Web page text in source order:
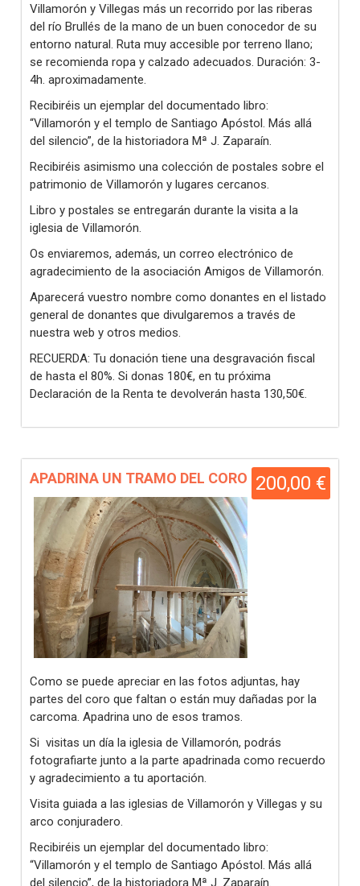
Villamorón y Villegas más un recorrido por las riberas
del río Brullés de la mano de un buen conocedor de su
entorno natural. Ruta muy accesible por terreno llano;
se recomienda ropa y calzado adecuados. Duración: 3-
4h. aproximadamente.
Recibiréis un ejemplar del documentado libro:
“Villamorón y el templo de Santiago Apóstol. Más allá
del silencio”, de la historiadora Mª J. Zaparaín.
Recibiréis asimismo una colección de postales sobre el
patrimonio de Villamorón y lugares cercanos.
Libro y postales se entregarán durante la visita a la
iglesia de Villamorón.
Os enviaremos, además, un correo electrónico de
agradecimiento de la asociación Amigos de Villamorón.
Aparecerá vuestro nombre como donantes en el listado
general de donantes que divulgaremos a través de
nuestra web y otros medios.
RECUERDA: Tu donación tiene una desgravación fiscal
de hasta el 80%. Si donas 180€, en tu próxima
Declaración de la Renta te devolverán hasta 130,50€.
200,00 €
APADRINA UN TRAMO DEL CORO
Como se puede apreciar en las fotos adjuntas, hay
partes del coro que faltan o están muy dañadas por la
carcoma. Apadrina uno de esos tramos.
Si visitas un día la iglesia de Villamorón, podrás
fotografiarte junto a la parte apadrinada como recuerdo
y agradecimiento a tu aportación.
Visita guiada a las iglesias de Villamorón y Villegas y su
arco conjuradero.
Recibiréis un ejemplar del documentado libro:
“Villamorón y el templo de Santiago Apóstol. Más allá
del silencio”, de la historiadora Mª J. Zaparaín.